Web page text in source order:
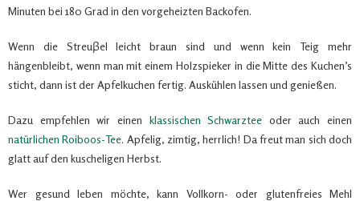
Minuten bei 180 Grad in den vorgeheizten Backofen.
Wenn die Streuβel leicht braun sind und wenn kein Teig mehr
hängenbleibt, wenn man mit einem Holzspieker in die Mitte des Kuchen’s
sticht, dann ist der Apfelkuchen fertig. Auskühlen lassen und genießen.
Dazu empfehlen wir einen klassischen Schwarztee oder auch einen
natürlichen Roiboos-Tee. Apfelig, zimtig, herrlich! Da freut man sich doch
glatt auf den kuscheligen Herbst.
Wer gesund leben möchte, kann Vollkorn- oder glutenfreies Mehl